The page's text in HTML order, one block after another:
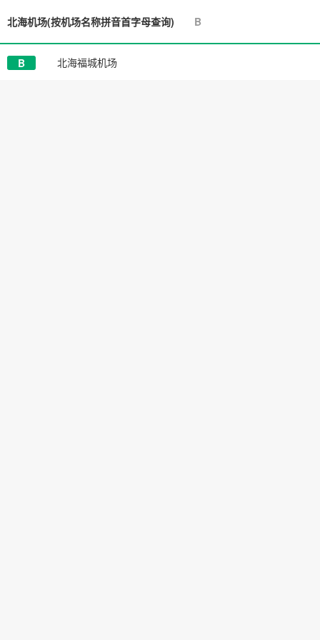
北海机场(按机场名称拼音首字母查询) B
B 北海福城机场